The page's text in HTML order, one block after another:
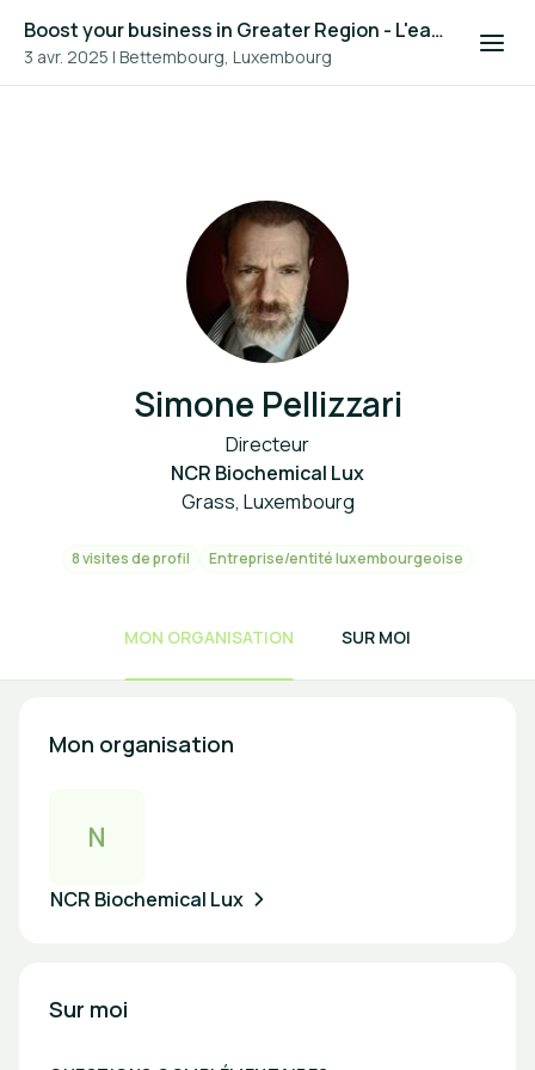
Boost your business in Greater Region - L'eau dans la construction en Grande Région 2025
3 avr. 2025 | Bettembourg, Luxembourg
Simone Pellizzari
Directeur
NCR Biochemical Lux
Grass, Luxembourg
8 visites de profil Entreprise/entité luxembourgeoise
MON ORGANISATION SUR MOI
Mon organisation
N
NCR Biochemical Lux
Sur moi